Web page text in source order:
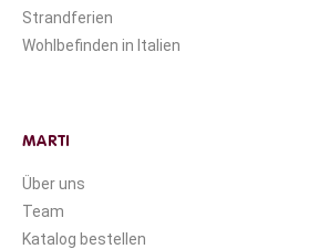
Strandferien
Wohlbefinden in Italien
MARTI
Über uns
Team
Katalog bestellen